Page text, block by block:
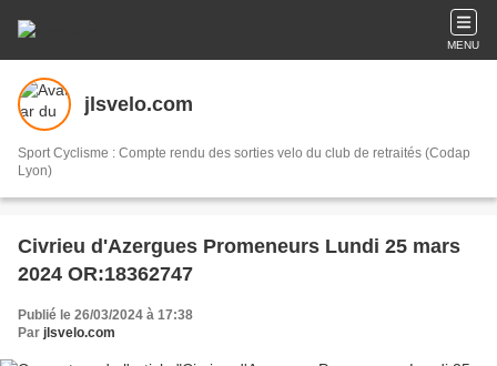
MENU
jlsvelo.com
Sport Cyclisme : Compte rendu des sorties velo du club de retraités (Codap
Lyon)
Civrieu d'Azergues Promeneurs Lundi 25 mars
2024 OR:18362747
Publié le 26/03/2024 à 17:38
Par jlsvelo.com